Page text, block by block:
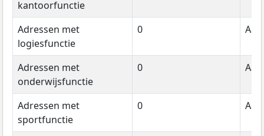
kantoorfunctie
Adressen met
logiesfunctie
0
Adressen met
onderwijsfunctie
0
Adressen met
sportfunctie
0